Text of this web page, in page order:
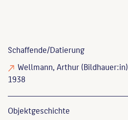
Schaffende/Datierung
Wellmann, Arthur(Bildhauer:in)
1938
Objekt­geschichte